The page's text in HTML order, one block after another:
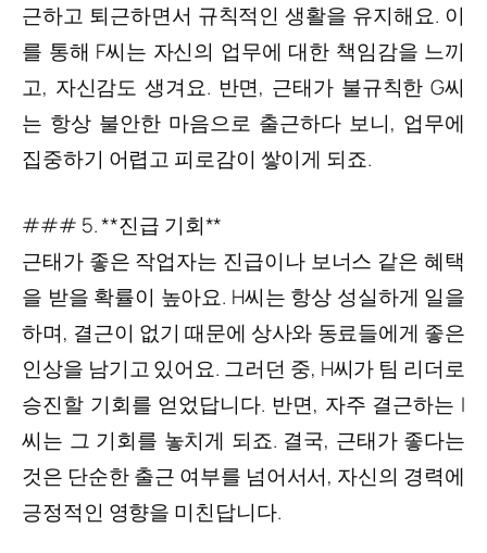
근하고 퇴근하면서 규칙적인 생활을 유지해요. 이
를 통해 F씨는 자신의 업무에 대한 책임감을 느끼
고, 자신감도 생겨요. 반면, 근태가 불규칙한 G씨
는 항상 불안한 마음으로 출근하다 보니, 업무에
집중하기 어렵고 피로감이 쌓이게 되죠.
### 5. **진급 기회**
근태가 좋은 작업자는 진급이나 보너스 같은 혜택
을 받을 확률이 높아요. H씨는 항상 성실하게 일을
하며, 결근이 없기 때문에 상사와 동료들에게 좋은
인상을 남기고 있어요. 그러던 중, H씨가 팀 리더로
승진할 기회를 얻었답니다. 반면, 자주 결근하는 I
씨는 그 기회를 놓치게 되죠. 결국, 근태가 좋다는
것은 단순한 출근 여부를 넘어서서, 자신의 경력에
긍정적인 영향을 미친답니다.